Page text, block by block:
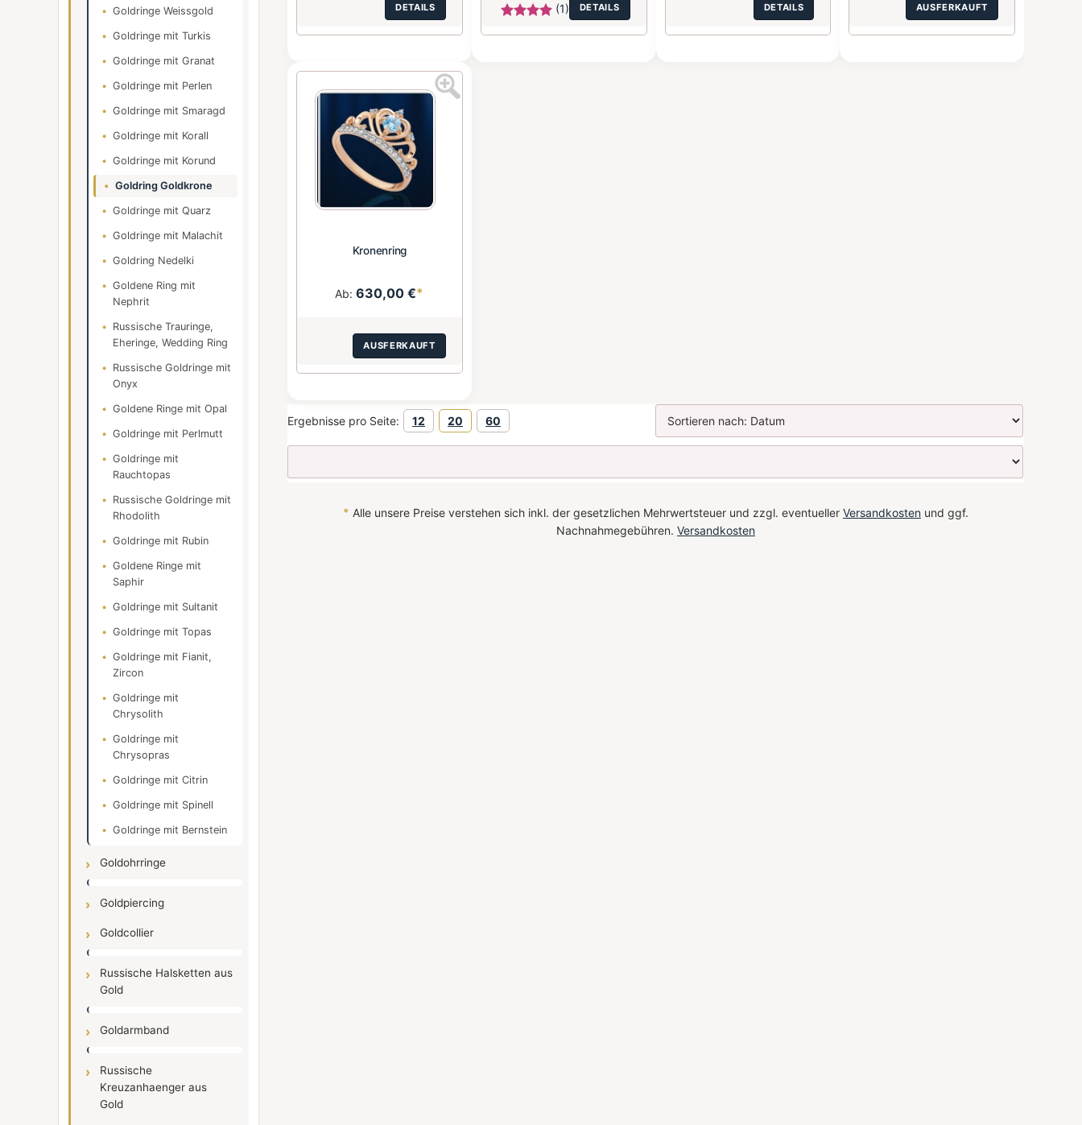
Goldringe Weissgold
Goldringe mit Turkis
Goldringe mit Granat
Goldringe mit Perlen
Goldringe mit Smaragd
Goldringe mit Korall
Goldringe mit Korund
Goldring Goldkrone
Goldringe mit Quarz
Goldringe mit Malachit
Goldring Nedelki
Goldene Ring mit
Nephrit
Russische Trauringe,
Eheringe, Wedding Ring
Russische Goldringe mit
Onyx
Goldene Ringe mit Opal
Goldringe mit Perlmutt
Goldringe mit
Rauchtopas
Russische Goldringe mit
Rhodolith
Goldringe mit Rubin
Goldene Ringe mit
Saphir
Goldringe mit Sultanit
Goldringe mit Topas
Goldringe mit Fianit,
Zircon
Goldringe mit
Chrysolith
Goldringe mit
Chrysopras
Goldringe mit Citrin
Goldringe mit Spinell
Goldringe mit Bernstein
Goldohrringe
Goldpiercing
Goldcollier
Russische Halsketten aus
Gold
Goldarmband
Russische
Kreuzanhaenger aus
Gold
DETAILS (1) DETAILS DETAILS AUSFERKAUFT
Kronenring
Ab:630,00 €*
AUSFERKAUFT
Ergebnisse pro Seite: 12 20 60
* Alle unsere Preise verstehen sich inkl. der gesetzlichen Mehrwertsteuer und zzgl. eventueller Versandkosten und ggf.
Nachnahmegebühren. Versandkosten